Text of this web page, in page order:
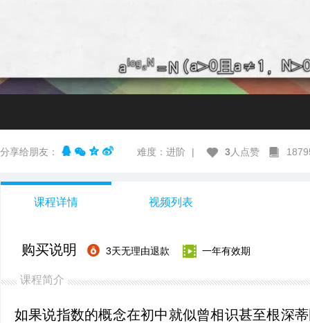
分享给朋友： 难度：进阶 | 3 人点赞
课程详情 视频列表
购买说明 3天无理由退款 一年有效期
课程简介
如果说指数的概念在初中就似曾相识甚至根深